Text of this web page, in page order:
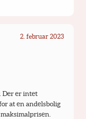
2. februar 2023
Der er intet
at en andelsbolig